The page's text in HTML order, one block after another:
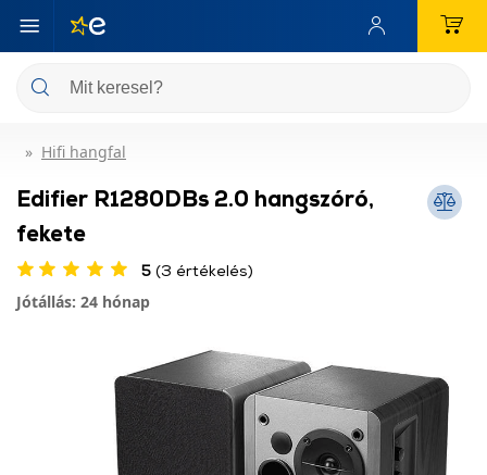
Hifi hangfal
Edifier R1280DBs 2.0 hangszóró,
fekete
5 (3 értékelés)
Jótállás: 24 hónap